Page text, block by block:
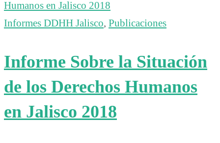
Informes DDHH Jalisco, Publicaciones
Informe Sobre la Situación
de los Derechos Humanos
en Jalisco 2018